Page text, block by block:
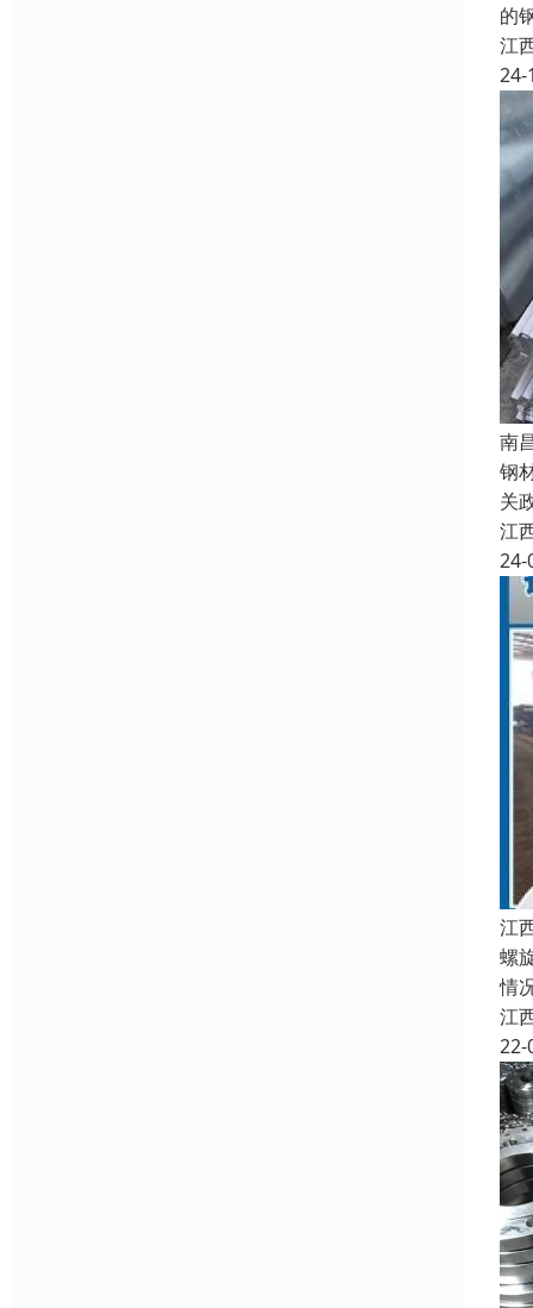
的
江
24-
南
钢
关
江
24-
江
螺
情
江
22-